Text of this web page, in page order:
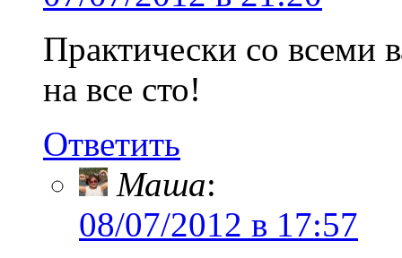
Практически со всеми
на все сто!
Ответить
Маша:
08/07/2012 в 17:57